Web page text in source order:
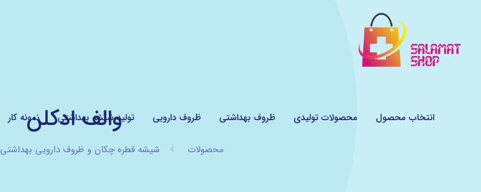
انتخاب محصول محصولات تولیدی ظروف بهداشتی ظروف دارویی تولید شیشه بهداشتی نمونه کاروالف ادکلن
محصولات شیشه قطره چکان و ظروف دارویی بهداشتی